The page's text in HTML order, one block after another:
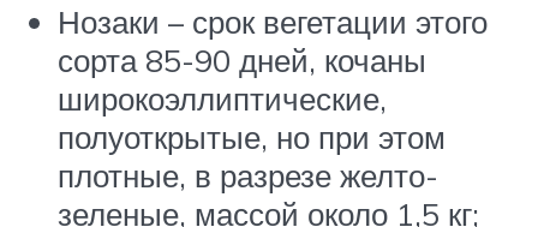
Нозаки – срок вегетации этого
сорта 85-90 дней, кочаны
широкоэллиптические,
полуоткрытые, но при этом
плотные, в разрезе желто-
зеленые, массой около 1,5 кг;